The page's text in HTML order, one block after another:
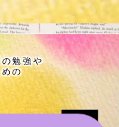
プチ辞典ク
勉強や
めの